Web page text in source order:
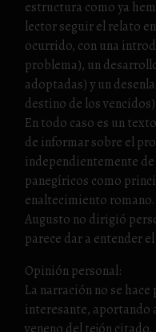
estructura como ya
lector seguir el relato
ocurrido, con una
problema), un
adoptadas) y un
destino de los
En todo caso es un
de informar sobre el
independientemente
panegíricos como
enaltecimiento
Augusto no dirigió
parece dar a entender
Opinión personal:
La narración no se hace
interesante, aportando